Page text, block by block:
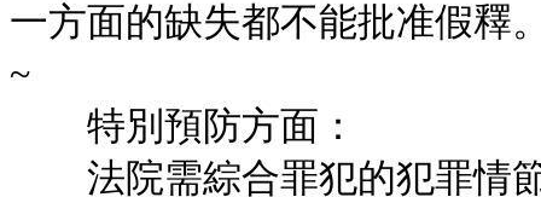
一方面的缺失都不能批准假釋
~
特別預防方面：
法院需綜合罪犯的犯罪情節